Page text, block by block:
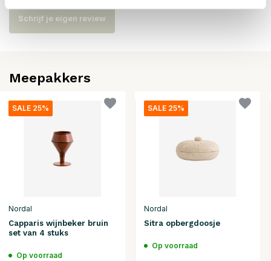
Schrijf je eigen review
Meepakkers
SALE 25%
Nordal
Capparis wijnbeker bruin
set van 4 stuks
Op voorraad
SALE 25%
Nordal
Sitra opbergdoosje
Op voorraad